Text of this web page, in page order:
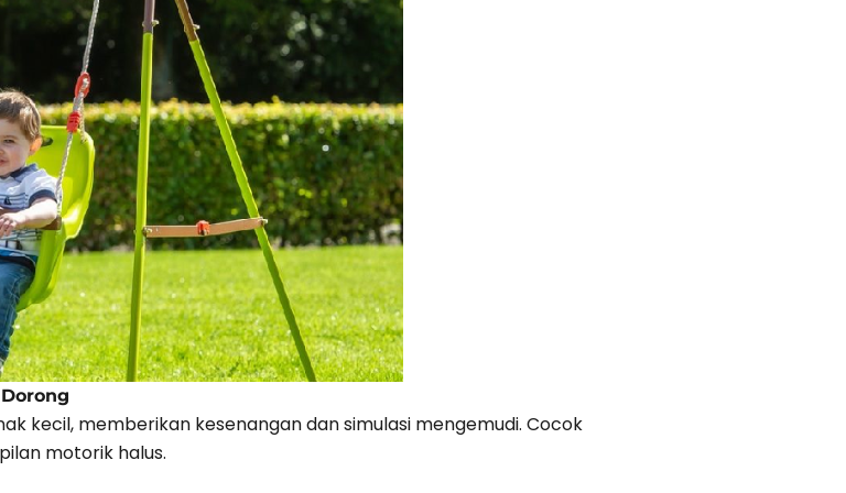
kecil, memberikan kesenangan dan simulasi mengemudi. Cocok
motorik halus.